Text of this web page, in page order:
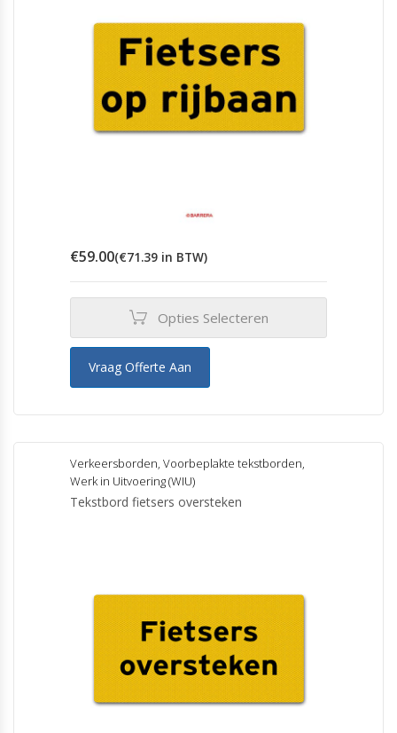
€59.00(€71.39 in BTW)
Opties Selecteren
Vraag Offerte Aan
Verkeersborden, Voorbeplakte tekstborden,
Werk in Uitvoering (WIU)
Tekstbord fietsers oversteken